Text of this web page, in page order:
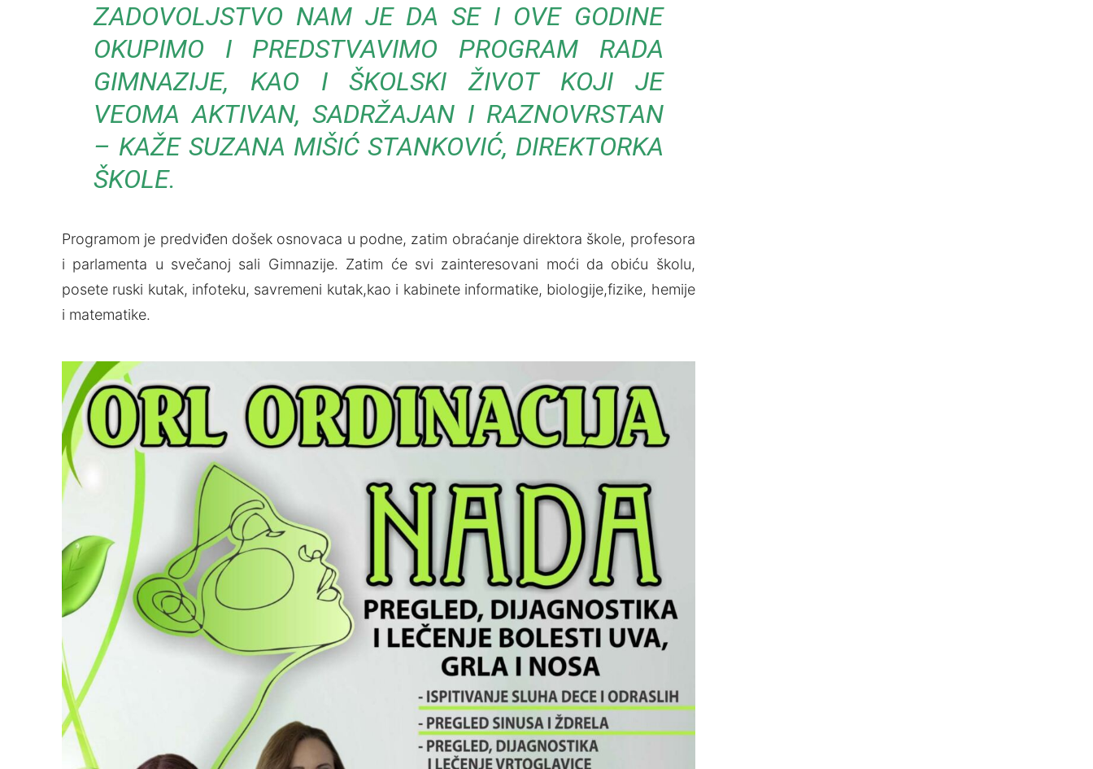
ZADOVOLЈSTVO NAM JE DA SE I OVE GODINE
OKUPIMO I PREDSTVAVIMO PROGRAM RADA
GIMNAZIJE, KAO I ŠKOLSKI ŽIVOT KOJI JE
VEOMA AKTIVAN, SADRŽAJAN I RAZNOVRSTAN
– KAŽE SUZANA MIŠIĆ STANKOVIĆ, DIREKTORKA
ŠKOLE.
Programom je predviđen došek osnovaca u podne, zatim obraćanje direktora škole, profesora
i parlamenta u svečanoj sali Gimnazije. Zatim će svi zainteresovani moći da obiću školu,
posete ruski kutak, infoteku, savremeni kutak,kao i kabinete informatike, biologije,fizike, hemije
i matematike.